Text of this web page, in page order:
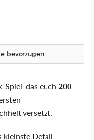
bevorzugen
Spiel, das euch 200
versetzt.
kleinste Detail